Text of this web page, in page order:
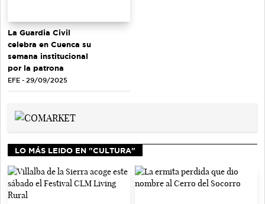
La Guardia Civil
celebra en Cuenca su
semana institucional
por la patrona
EFE - 29/09/2025
LO MÁS LEIDO EN "CULTURA"